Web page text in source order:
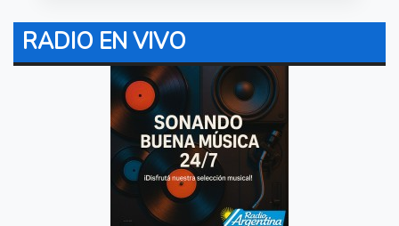
RADIO EN VIVO